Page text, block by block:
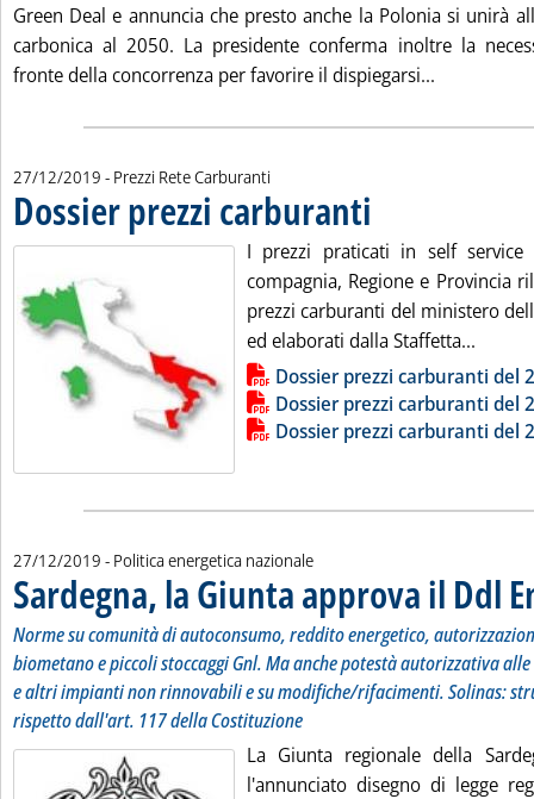
Green Deal e annuncia che presto anche la Polonia si unirà
carbonica al 2050. La presidente conferma inoltre la
fronte della concorrenza per favorire il dispiegarsi...
27/12/2019 - Prezzi Rete Carburanti
Dossier prezzi carburanti
I prezzi praticati in self
compagnia, Regione e Provincia
prezzi carburanti del ministero
ed elaborati dalla Staffetta...
Lista allegati PDF alla notiziaDossier prezzi carburanti del
Dossier prezzi carburanti del
Dossier prezzi carburanti del
27/12/2019 - Politica energetica nazionale
Sardegna, la Giunta approva il Ddl
Norme su comunità di autoconsumo, reddito energetico,
biometano e piccoli stoccaggi Gnl. Ma anche potestà autorizzativa
e altri impianti non rinnovabili e su modifiche/rifacimenti. Solinas:
rispetto dall'art. 117 della Costituzione
La Giunta regionale della
l'annunciato disegno di legge